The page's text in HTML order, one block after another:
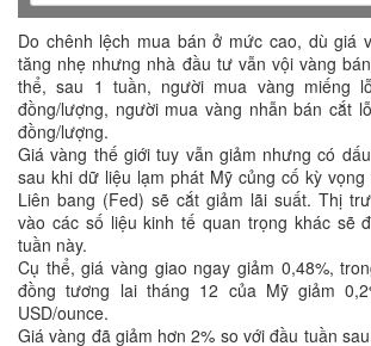
Do chênh lệch mua bán ở mức cao, dù giá
tăng nhẹ nhưng nhà đầu tư vẫn vội vàng
thể, sau 1 tuần, người mua vàng miếng
đồng/lượng, người mua vàng nhẫn bán cắt
đồng/lượng.
Giá vàng thế giới tuy vẫn giảm nhưng có
sau khi dữ liệu lạm phát Mỹ củng cố kỳ
Liên bang (Fed) sẽ cắt giảm lãi suất. Thị
vào các số liệu kinh tế quan trọng khác sẽ
tuần này.
Cụ thể, giá vàng giao ngay giảm 0,48%,
đồng tương lai tháng 12 của Mỹ giảm
USD/ounce.
Giá vàng đã giảm hơn 2% so với đầu tuần